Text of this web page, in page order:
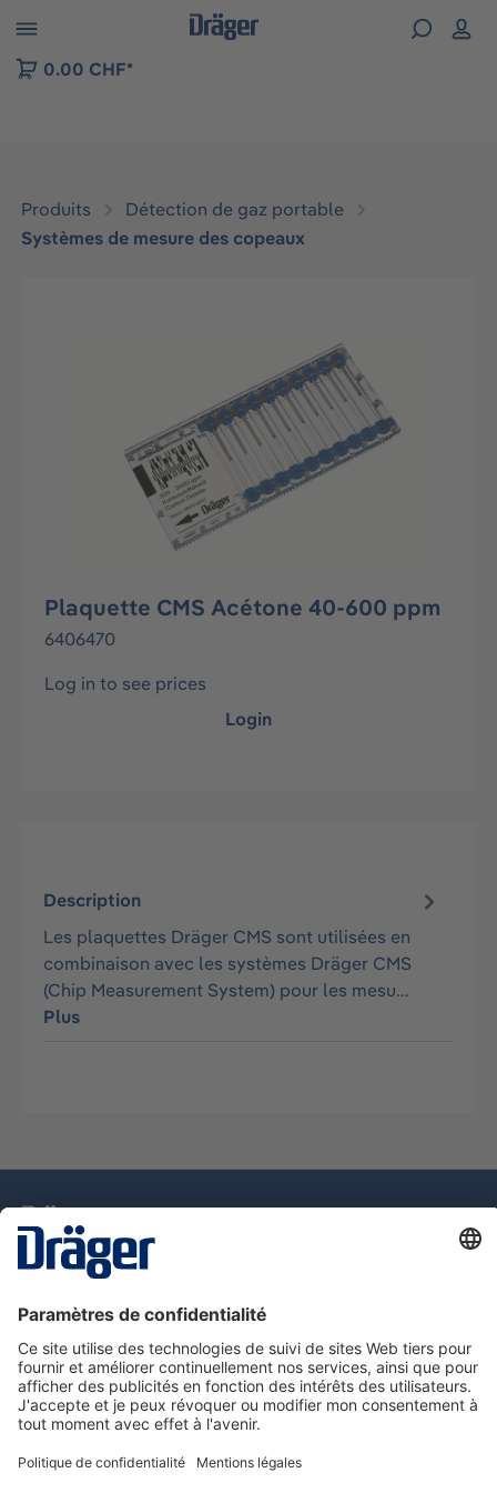
to B2B platform navigation
0.00 CHF*
Produits
Détection de gaz portable
Systèmes de mesure des copeaux
Plaquette CMS Acétone 40-600 ppm
6406470
Log in to see prices
Login
Description
Les plaquettes Dräger CMS sont utilisées en
combinaison avec les systèmes Dräger CMS
(Chip Measurement System) pour les mesu…
Plus
pour la vie
Assistance téléphonique
A propos de Dräger
Information